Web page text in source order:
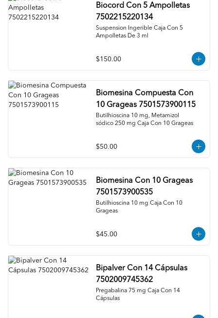
Biocord Con 5 Ampolletas
7502215220134
Suspension Ingerible Caja Con 5
Ampolletas De 3 ml
$150.00
Biomesina Compuesta Con
10 Grageas 7501573900115
Butilhioscina 10 mg, Metamizol
sódico 250 mg Caja Con 10 Grageas
$50.00
Biomesina Con 10 Grageas
7501573900535
Butilhioscina 10 mg Caja Con 10
Grageas
$45.00
Bipalver Con 14 Cápsulas
7502009745362
Pregabalina 75 mg Caja Con 14
Cápsulas